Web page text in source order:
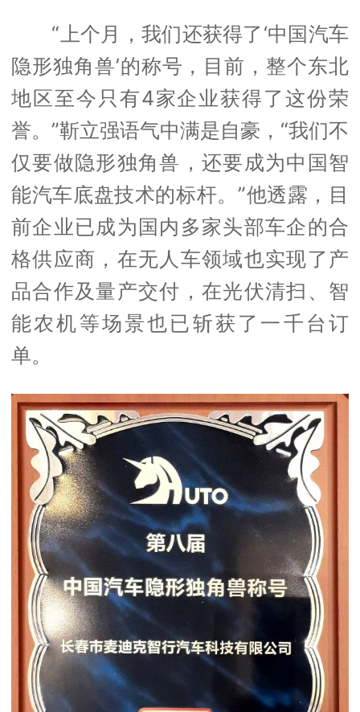
“上个月，我们还获得了‘中国汽车
隐形独角兽’的称号，目前，整个东北
地区至今只有4家企业获得了这份荣
誉。”靳立强语气中满是自豪，“我们不
仅要做隐形独角兽，还要成为中国智
能汽车底盘技术的标杆。”他透露，目
前企业已成为国内多家头部车企的合
格供应商，在无人车领域也实现了产
品合作及量产交付，在光伏清扫、智
能农机等场景也已斩获了一千台订
单。